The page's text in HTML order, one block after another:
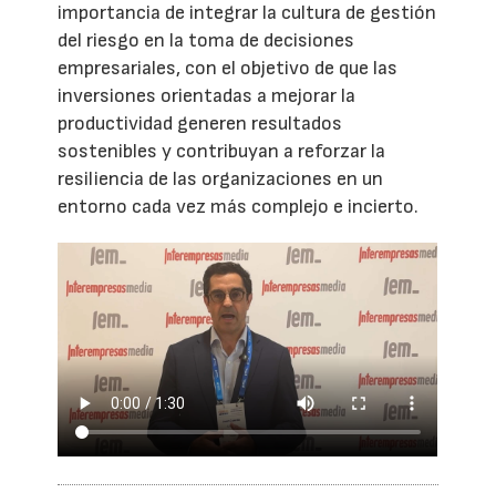
importancia de integrar la cultura de gestión
del riesgo en la toma de decisiones
empresariales, con el objetivo de que las
inversiones orientadas a mejorar la
productividad generen resultados
sostenibles y contribuyan a reforzar la
resiliencia de las organizaciones en un
entorno cada vez más complejo e incierto.